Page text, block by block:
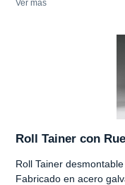
Ver más
Roll Tainer con
Roll Tainer
Fabricado en acero